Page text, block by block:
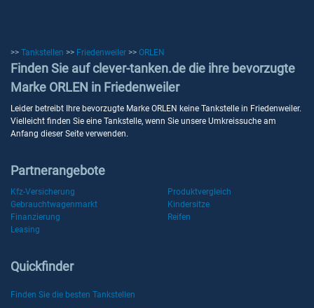
>> Tankstellen >> Friedenweiler >> ORLEN
Finden Sie auf clever-tanken.de die ihre bevorzugte
Marke ORLEN in Friedenweiler
Leider betreibt Ihre bevorzugte Marke ORLEN keine Tankstelle in Friedenweiler.
Vielleicht finden Sie eine Tankstelle, wenn Sie unsere Umkreissuche am
Anfang dieser Seite verwenden.
Partnerangebote
Kfz-Versicherung
Produktvergleich
Gebrauchtwagenmarkt
Kindersitze
Finanzierung
Reifen
Leasing
Quickfinder
Finden Sie die besten Tankstellen